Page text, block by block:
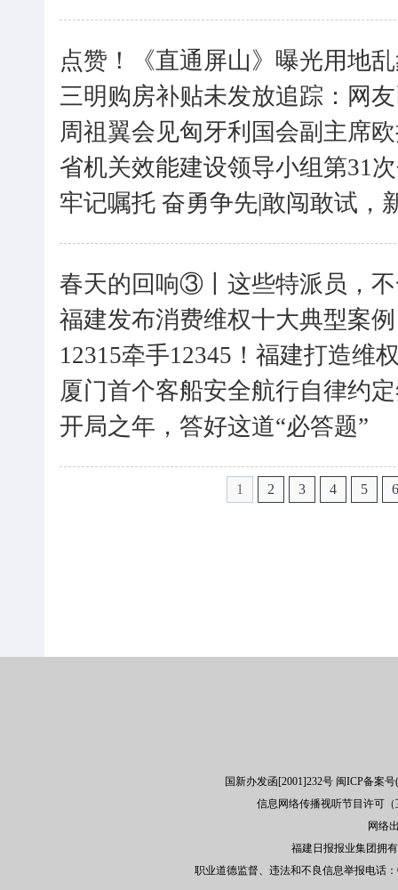
点赞！《直通屏山》曝光用地
三明购房补贴未发放追踪：网
周祖翼会见匈牙利国会副主席
省机关效能建设领导小组第31
牢记嘱托 奋勇争先|敢闯敢试，
春天的回响③丨这些特派员，
福建发布消费维权十大典型案例
12315牵手12345！福建打造维
厦门首个客船安全航行自律约
开局之年，答好这道“必答题”
1 2 3 4 5 6